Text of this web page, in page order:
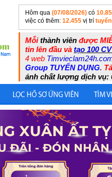
Hôm qua (07/08/2026) có
việc có thêm: 12.455 vị trí
Mỗithành viên được
tin lên đầu và tạo 100
4 web
Group TUYỂN DỤNG.
ánh chất lượng dịch vụ:
LỌC HỒ SƠ ỨNG VIÊN TÌM